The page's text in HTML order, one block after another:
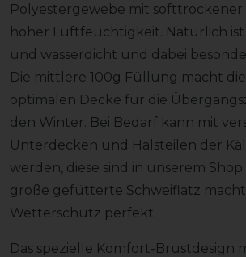
Polyestergewebe mit softtrockener
hoher Luftfeuchtigkeit. Natürlich ist
und wasserdicht und dabei
Die mittlere 100g Füllung macht
optimalen Decke für die
den Winter. Bei Bedarf kann mit
Unterdecken und Halsteilen der
werden, diese sind in unserem
große gefütterte Schweiflatz
Wetterschutz perfekt.
Das spezielle Komfort-Brustdesign